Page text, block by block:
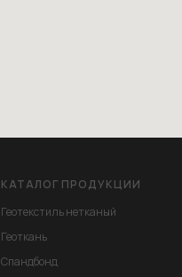
КАТАЛОГ ПРОДУКЦИИ
Геотекстиль нетканый
Геоткань
Спандбонд